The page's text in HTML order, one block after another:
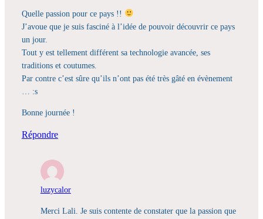
Quelle passion pour ce pays !!
J’avoue que je suis fasciné à l’idée de pouvoir découvrir ce pays
un jour.
Tout y est tellement différent sa technologie avancée, ses
traditions et coutumes.
Par contre c’est sûre qu’ils n’ont pas été très gâté en évènement
… :s
Bonne journée !
Répondre
luzycalor
Merci Lali. Je suis contente de constater que la passion que